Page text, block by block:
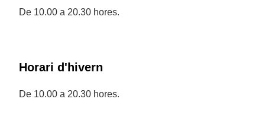
De 10.00 a 20.30 hores.
Horari d'hivern
De 10.00 a 20.30 hores.